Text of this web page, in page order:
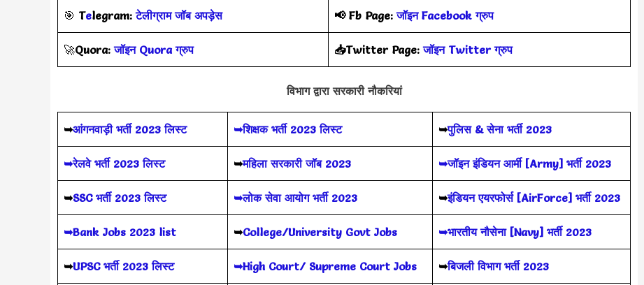
🎯 Telegram: टेलीग्राम जॉब अपड़ेस 📢 Fb Page:जॉइन Facebook ग्रुप
🚀Quora:जॉइन Quora ग्रुप 📥Twitter Page:जॉइन Twitter ग्रुप
विभाग द्वारा सरकारी नौकरियां
➥आंगनवाड़ी भर्ती 2023 लिस्ट ➥शिक्षक भर्ती 2023 लिस्ट ➥पुलिस & सेना भर्ती 2023
➥रेलवे भर्ती 2023 लिस्ट ➥महिला सरकारी जॉब 2023 ➥जॉइन इंडियन आर्मी [Army] भर्ती 2023
➥SSC भर्ती 2023 लिस्ट ➥लोक सेवा आयोग भर्ती 2023 ➥इंडियन एयरफोर्स [AirForce] भर्ती 2023
➥Bank Jobs 2023 list ➥College/University Govt Jobs ➥भारतीय नौसेना [Navy] भर्ती 2023
➥UPSC भर्ती 2023 लिस्ट ➥High Court/ Supreme Court Jobs ➥बिजली विभाग भर्ती 2023